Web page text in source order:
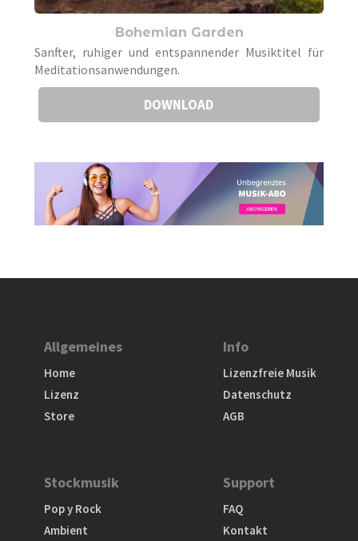
Bohemian Garden
Sanfter, ruhiger und entspannender Musiktitel für
Meditationsanwendungen.
DOWNLOAD
Allgemeines
Home
Lizenz
Store
Info
Lizenzfreie Musik
Datenschutz
AGB
Stockmusik
Pop y Rock
Ambient
Support
FAQ
Kontakt